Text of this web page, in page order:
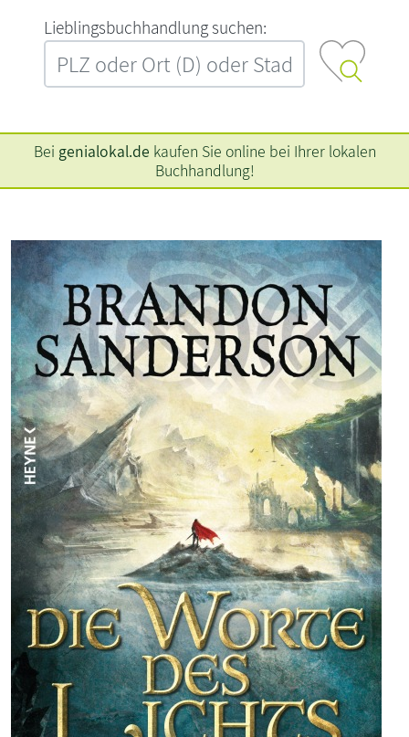
L‍i‍e‍b‍l‍i‍n‍g‍s‍b‍u‍c‍h‍h‍a‍n‍d‍l‍u‍n‍g‍ ‍s‍u‍c‍h‍e‍n‍:‍
Bei genialokal.de kaufen Sie online bei Ihrer lokalen
Buchhandlung!